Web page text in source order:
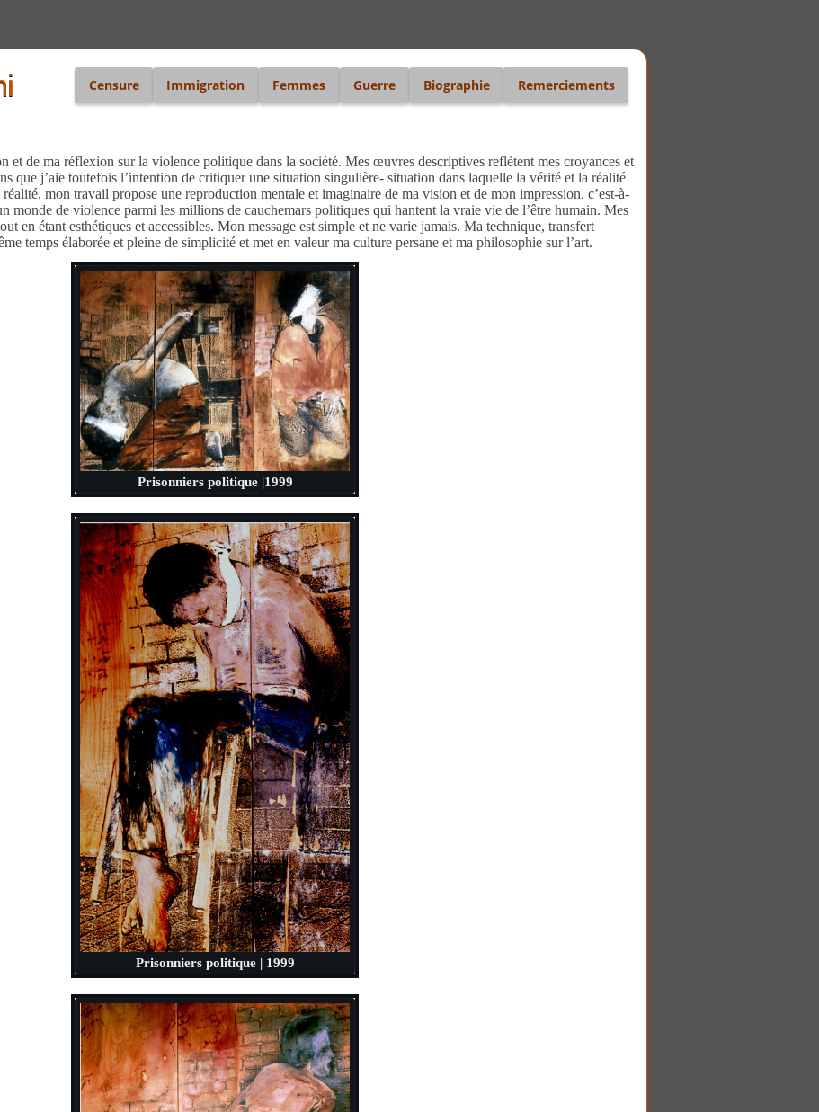
Censure Immigration Femmes Guerre Biographie Remerciements
et de ma réflexion sur la violence politique dans la société. Mes œuvres descriptives reflètent mes croyances et
que j’aie toutefois l’intention de critiquer une situation singulière- situation dans laquelle la vérité et la réalité
mon travail propose une reproduction mentale et imaginaire de ma vision et de mon impression, c’est-à-
monde de violence parmi les millions de cauchemars politiques qui hantent la vraie vie de l’être humain. Mes
en étant esthétiques et accessibles. Mon message est simple et ne varie jamais. Ma technique, transfert
temps élaborée et pleine de simplicité et met en valeur ma culture persane et ma philosophie sur l’art.
Prisonniers politique |1999
Prisonniers politique | 1999